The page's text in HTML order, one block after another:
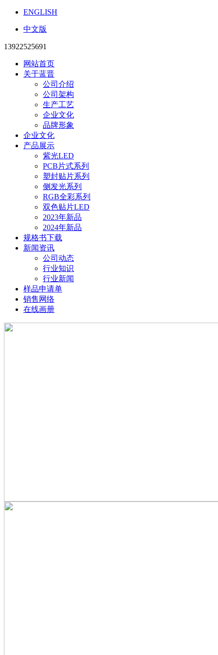
ENGLISH
中文版
13922525691
网站首页
关于蓝晋
公司介绍
公司架构
生产工艺
企业文化
品牌形象
企业文化
产品展示
紫光LED
PCB片式系列
塑封贴片系列
侧发光系列
RGB全彩系列
双色贴片LED
2023年新品
2024年新品
规格书下载
新闻资讯
公司动态
行业知识
行业新闻
样品申请单
销售网络
在线画册